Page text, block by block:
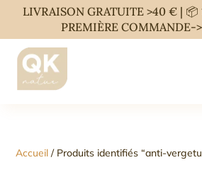
LIVRAISON GRATUITE >40 € | 📦
PREMIÈRE COMMANDE->
Accueil / Produits identifiés “anti-